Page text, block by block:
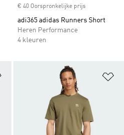
€ 40 Oorspronkelijke prijs
adi365 adidas Runners Short
Heren Performance
4 kleuren
Op verlanglijst zetten